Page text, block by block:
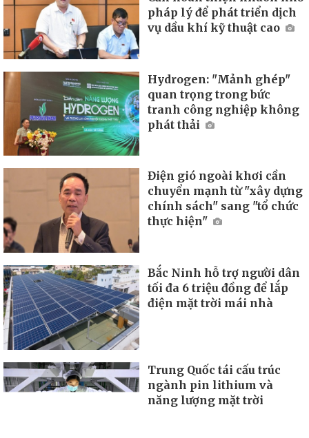
pháp lý để phát triển dịch
vụ dầu khí kỹ thuật cao
Hydrogen: "Mảnh ghép"
quan trọng trong bức
tranh công nghiệp không
phát thải
Điện gió ngoài khơi cần
chuyển mạnh từ "xây dựng
chính sách" sang "tổ chức
thực hiện"
Bắc Ninh hỗ trợ người dân
tối đa 6 triệu đồng để lắp
điện mặt trời mái nhà
Trung Quốc tái cấu trúc
ngành pin lithium và
năng lượng mặt trời